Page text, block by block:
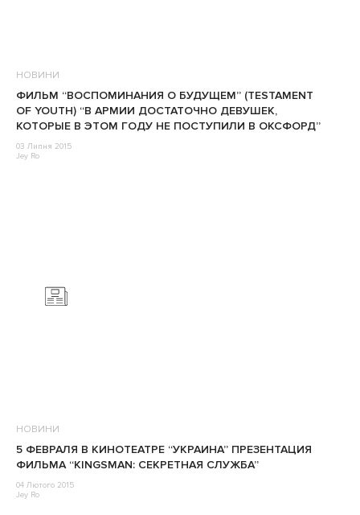
НОВИНИ
ФИЛЬМ “ВОСПОМИНАНИЯ О БУДУЩЕМ” (TESTAMENT
OF YOUTH) “В АРМИИ ДОСТАТОЧНО ДЕВУШЕК,
КОТОРЫЕ В ЭТОМ ГОДУ НЕ ПОСТУПИЛИ В ОКСФОРД”
03 Липня 2015
Jey Ro
НОВИНИ
5 ФЕВРАЛЯ В КИНОТЕАТРЕ “УКРАИНА” ПРЕЗЕНТАЦИЯ
ФИЛЬМА “KINGSMAN: СЕКРЕТНАЯ СЛУЖБА”
04 Лютого 2015
Jey Ro